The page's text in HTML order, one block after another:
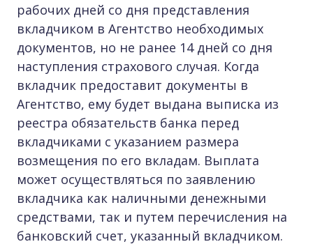
рабочих дней со дня представления
вкладчиком в Агентство необходимых
документов, но не ранее 14 дней со дня
наступления страхового случая. Когда
вкладчик предоставит документы в
Агентство, ему будет выдана выписка из
реестра обязательств банка перед
вкладчиками с указанием размера
возмещения по его вкладам. Выплата
может осуществляться по заявлению
вкладчика как наличными денежными
средствами, так и путем перечисления на
банковский счет, указанный вкладчиком.